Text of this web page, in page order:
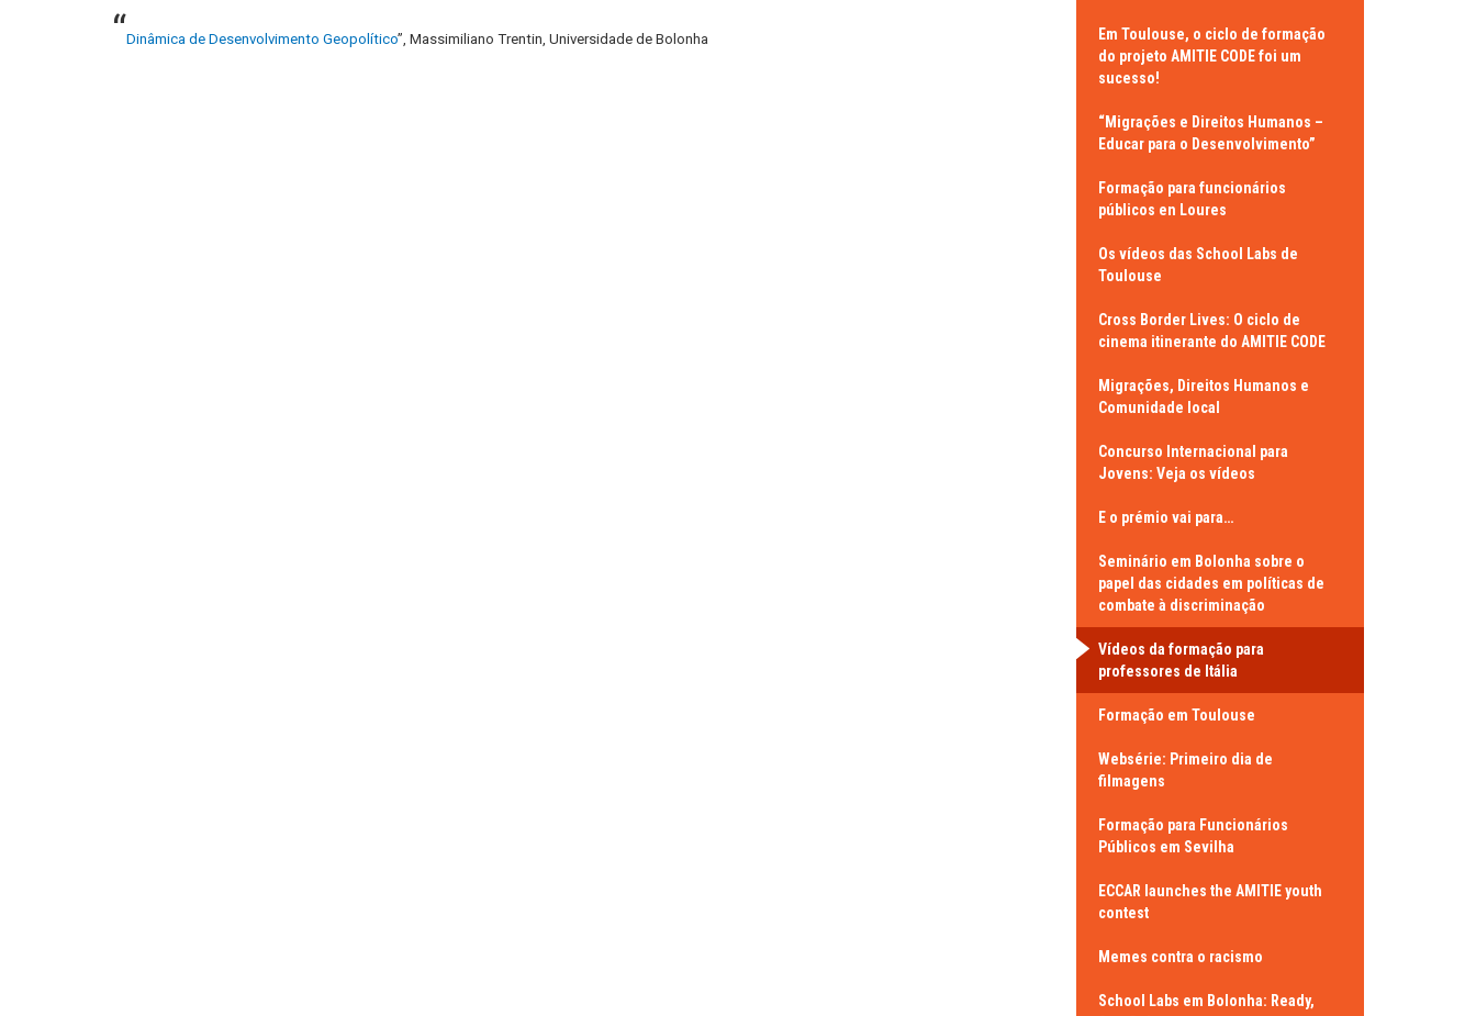
“Dinâmica de Desenvolvimento Geopolítico”, Massimiliano Trentin, Universidade de Bolonha
Em Toulouse, o ciclo de formação
do projeto AMITIE CODE foi um
sucesso!
“Migrações e Direitos Humanos –
Educar para o Desenvolvimento”
Formação para funcionários
públicos en Loures
Os vídeos das School Labs de
Toulouse
Cross Border Lives: O ciclo de
cinema itinerante do AMITIE CODE
Migrações, Direitos Humanos e
Comunidade local
Concurso Internacional para
Jovens: Veja os vídeos
E o prémio vai para…
Seminário em Bolonha sobre o
papel das cidades em políticas de
combate à discriminação
Vídeos da formação para
professores de Itália
Formação em Toulouse
Websérie: Primeiro dia de
filmagens
Formação para Funcionários
Públicos em Sevilha
ECCAR launches the AMITIE youth
contest
Memes contra o racismo
School Labs em Bolonha: Ready,